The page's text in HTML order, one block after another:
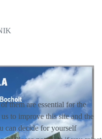
them are essential for the
to improve this site and the
can decide for yourself